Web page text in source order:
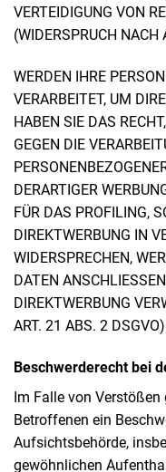
VERTEIDIGUNG VON
(WIDERSPRUCH
WERDEN IHRE
VERARBEITET, UM
HABEN SIE DAS
GEGEN DIE
DERARTIGER
FÜR DAS PROFILING,
DIREKTWERBUNG IN
WIDERSPRECHEN,
DATEN
DIREKTWERBUNG
ART. 21 ABS. 2
Beschwerde­recht bei
Im Falle von Verstößen
Betroffenen ein
Aufsichtsbehörde,
gewöhnlichen